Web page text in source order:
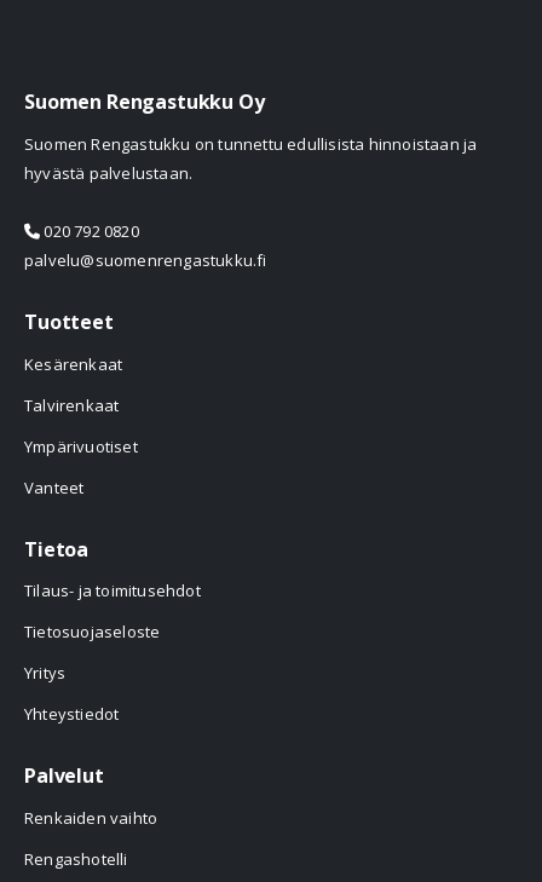
Suomen Rengastukku Oy
Suomen Rengastukku on tunnettu edullisista hinnoistaan ja
hyvästä palvelustaan.
020 792 0820
palvelu@suomenrengastukku.fi
Tuotteet
Kesärenkaat
Talvirenkaat
Ympärivuotiset
Vanteet
Tietoa
Tilaus- ja toimitusehdot
Tietosuojaseloste
Yritys
Yhteystiedot
Palvelut
Renkaiden vaihto
Rengashotelli